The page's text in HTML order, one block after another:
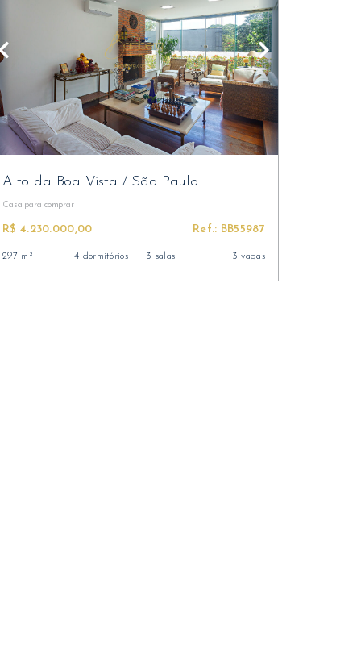
Alto da Boa Vista / São Paulo
Casa para comprar
R$ 4.230.000,00 Ref.: BB55987
297 m² 4 dormitórios 3 salas 3 vagas